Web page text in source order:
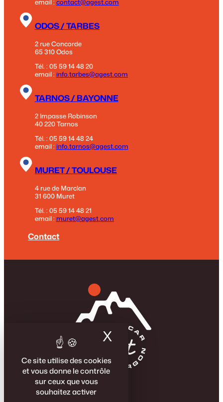
Ce site utilise des cookies
et vous donne le contrôle
sur ceux que vous
souhaitez activer
X Masquer le
email : contact@agest.com
ODOS / TARBES
2 rue Concorde
65 310 Odos
Tél. : 05 59 14 48 20
email : info.tarbes@agest.com
TARNOS / BAYONNE
2 Impasse Robinson
40 220 Tarnos
Tél. : 05 59 14 48 24
email : info.tarnos@agest.com
MURET / TOULOUSE
4 rue de Marclan
31 600 Muret
Tél. : 05 59 14 48 21
email : muret@agest.com
Contact
La Famille Agest
Véhicules neufs